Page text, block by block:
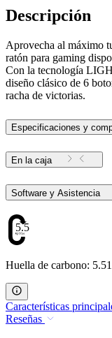
Descripción
Aprovecha al máximo
ratón para gaming
Con la tecnología
diseño clásico de 6
racha de victorias.
Especificaciones y
En la caja
Software y Asistencia
5.51
Huella de carbono:
Características
Reseñas